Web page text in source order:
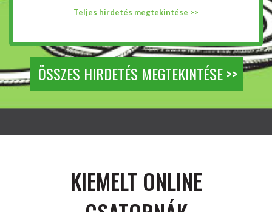
Teljes hirdetés megtekintése >>
ÖSSZES HIRDETÉS MEGTEKINTÉSE >>
KIEMELT ONLINE